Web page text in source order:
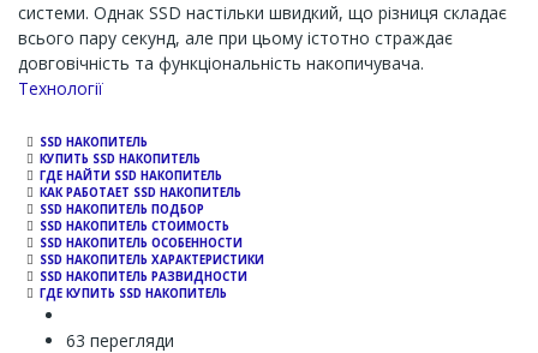
системи. Однак SSD настільки швидкий, що різниця складає
всього пару секунд, але при цьому істотно страждає
довговічність та функціональність накопичувача.
Channel
Технології
SSD НАКОПИТЕЛЬ
КУПИТЬ SSD НАКОПИТЕЛЬ
ГДЕ НАЙТИ SSD НАКОПИТЕЛЬ
КАК РАБОТАЕТ SSD НАКОПИТЕЛЬ
SSD НАКОПИТЕЛЬ ПОДБОР
SSD НАКОПИТЕЛЬ СТОИМОСТЬ
SSD НАКОПИТЕЛЬ ОСОБЕННОСТИ
SSD НАКОПИТЕЛЬ ХАРАКТЕРИСТИКИ
SSD НАКОПИТЕЛЬ РАЗВИДНОСТИ
ГДЕ КУПИТЬ SSD НАКОПИТЕЛЬ
63 перегляди